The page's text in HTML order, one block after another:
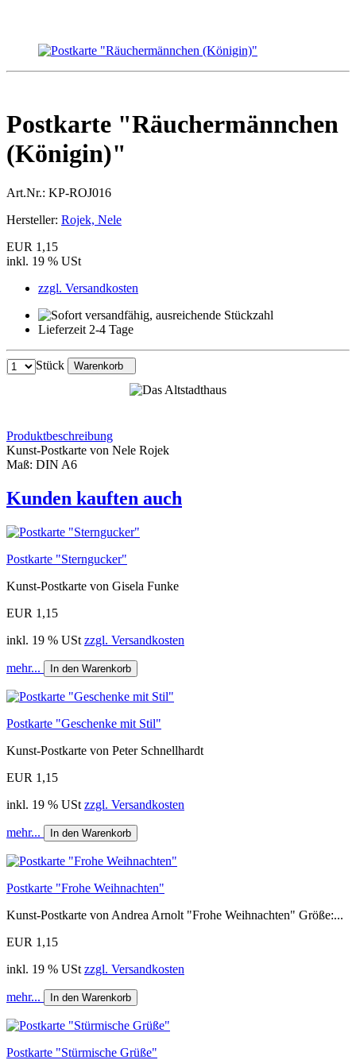
Postkarte "Räuchermännchen
(Königin)"
Art.Nr.: KP-ROJ016
Hersteller: Rojek, Nele
EUR 1,15
inkl. 19 % USt
zzgl. Versandkosten
Lieferzeit 2-4 Tage
Stück Warenkorb
Produktbeschreibung
Kunst-Postkarte von Nele Rojek
Maß: DIN A6
Kunden kauften auch
Postkarte "Sterngucker"
Kunst-Postkarte von Gisela Funke
EUR 1,15
inkl. 19 % USt zzgl. Versandkosten
mehr... In den Warenkorb
Postkarte "Geschenke mit Stil"
Kunst-Postkarte von Peter Schnellhardt
EUR 1,15
inkl. 19 % USt zzgl. Versandkosten
mehr... In den Warenkorb
Postkarte "Frohe Weihnachten"
Kunst-Postkarte von Andrea Arnolt "Frohe Weihnachten" Größe:...
EUR 1,15
inkl. 19 % USt zzgl. Versandkosten
mehr... In den Warenkorb
Postkarte "Stürmische Grüße"